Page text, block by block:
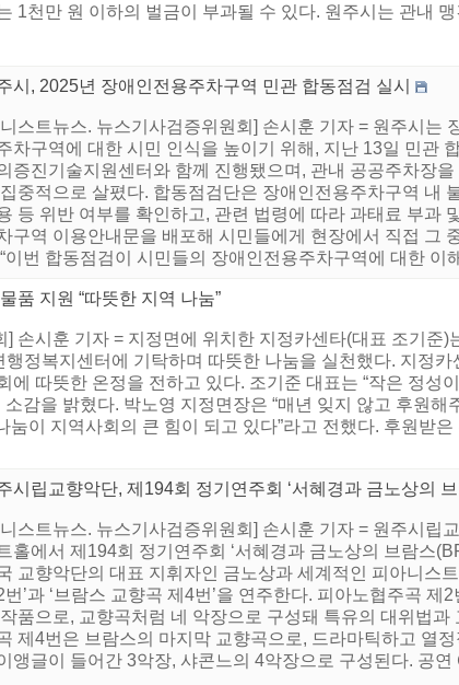
1천만 원 이하의 벌금이 부과될 수 있다. 원주시는 관내 맹
시, 2025년 장애인전용주차구역 민관 합동점검 실시
스트뉴스. 뉴스기사검증위원회] 손시훈 기자 = 원주시는
차구역에 대한 시민 인식을 높이기 위해, 지난 13일 민관
증진기술지원센터와 함께 진행됐으며, 관내 공공주차장
중적으로 살폈다. 합동점검단은 장애인전용주차구역 내
등 위반 여부를 확인하고, 관련 법령에 따라 과태료 부과
구역 이용안내문을 배포해 시민들에게 현장에서 직접 그
이번 합동점검이 시민들의 장애인전용주차구역에 대한 이
품 지원 “따뜻한 지역 나눔”
손시훈 기자 = 지정면에 위치한 지정카센타(대표 조기준)
정복지센터에 기탁하며 따뜻한 나눔을 실천했다. 지정카
에 따뜻한 온정을 전하고 있다. 조기준 대표는 “작은 정성
감을 밝혔다. 박노영 지정면장은 “매년 잊지 않고 후원
눔이 지역사회의 큰 힘이 되고 있다”라고 전했다. 후원받
시립교향악단, 제194회 정기연주회 ‘서혜경과 금노상의
스트뉴스. 뉴스기사검증위원회] 손시훈 기자 = 원주시립
홀에서 제194회 정기연주회 ‘서혜경과 금노상의 브람스
교향악단의 대표 지휘자인 금노상과 세계적인 피아니스
번’과 ‘브람스 교향곡 제4번’을 연주한다. 피아노협주곡 제
품으로, 교향곡처럼 네 악장으로 구성돼 특유의 대위법
제4번은 브람스의 마지막 교향곡으로, 드라마틱하고 열
앵글이 들어간 3악장, 샤콘느의 4악장으로 구성된다. 공